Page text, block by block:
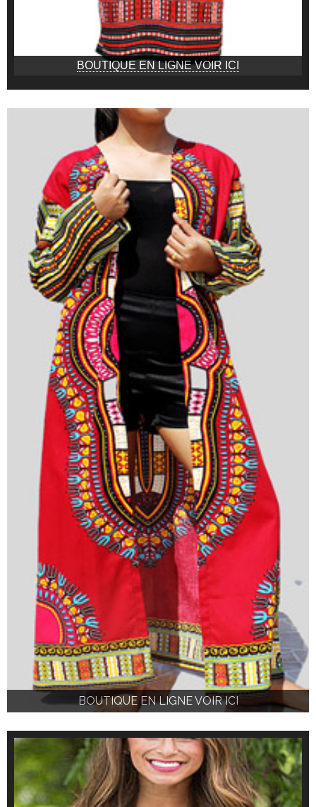
BOUTIQUE EN LIGNE VOIR ICI
BOUTIQUE EN LIGNE VOIR ICI